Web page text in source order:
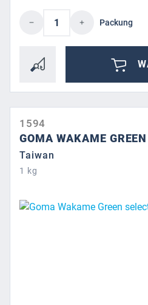
Produkt Anzahl: Gib
Packung
1594
GOMA WAKAME
Taiwan
1 kg